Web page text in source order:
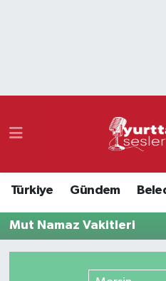
Türkiye Gündem
Mut Namaz Vakitleri
Namaz Vakitleri
Süper Lig Puan
Son Dakika Haberleri